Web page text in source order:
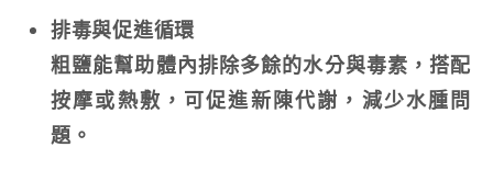
排毒與促進循環
粗鹽能幫助體內排除多餘的水分與毒素，搭配
按摩或熱敷，可促進新陳代謝，減少水腫問
題。